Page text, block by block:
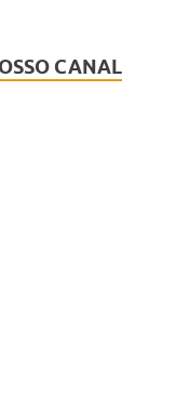
CANAL